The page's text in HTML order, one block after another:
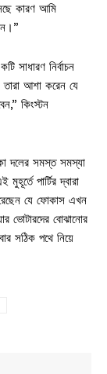
কারণ আমি
সাধারণ নির্বাচন
তারা আশা করেন যে
কিংস্টন
দলের সমস্ত সমস্যা
পার্টির দ্বারা
যে ফোকাস এখন
ভোটারদের বোঝানোর
সঠিক পথে নিয়ে